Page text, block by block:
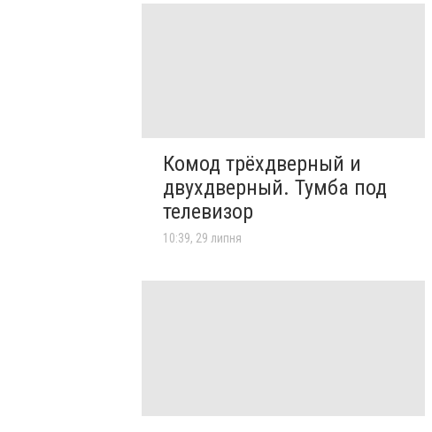
Комод трёхдверный и
двухдверный. Тумба под
телевизор
10:39, 29 липня